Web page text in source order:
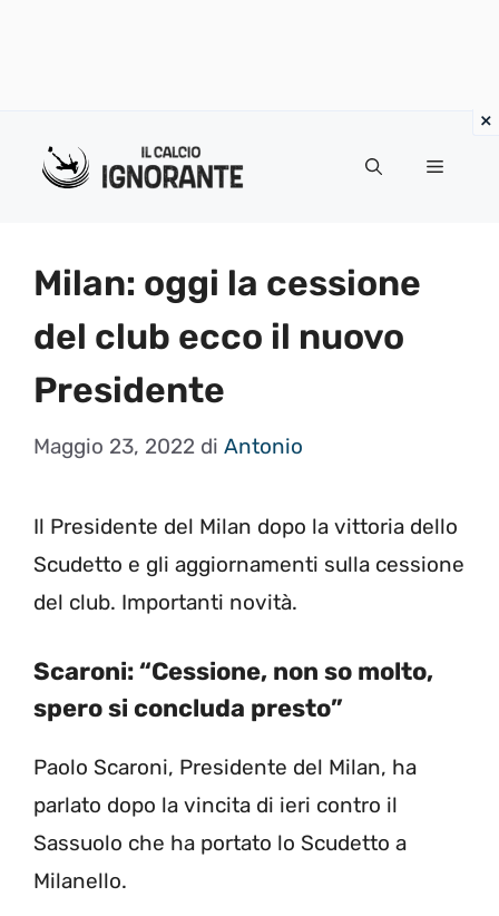
Menu
Milan: oggi la cessione
del club ecco il nuovo
Presidente
Maggio 23, 2022 di Antonio
Il Presidente del Milan dopo la vittoria dello
Scudetto e gli aggiornamenti sulla cessione
del club. Importanti novità.
Scaroni: “Cessione, non so molto,
spero si concluda presto”
Paolo Scaroni, Presidente del Milan, ha
parlato dopo la vincita di ieri contro il
Sassuolo che ha portato lo Scudetto a
Milanello.